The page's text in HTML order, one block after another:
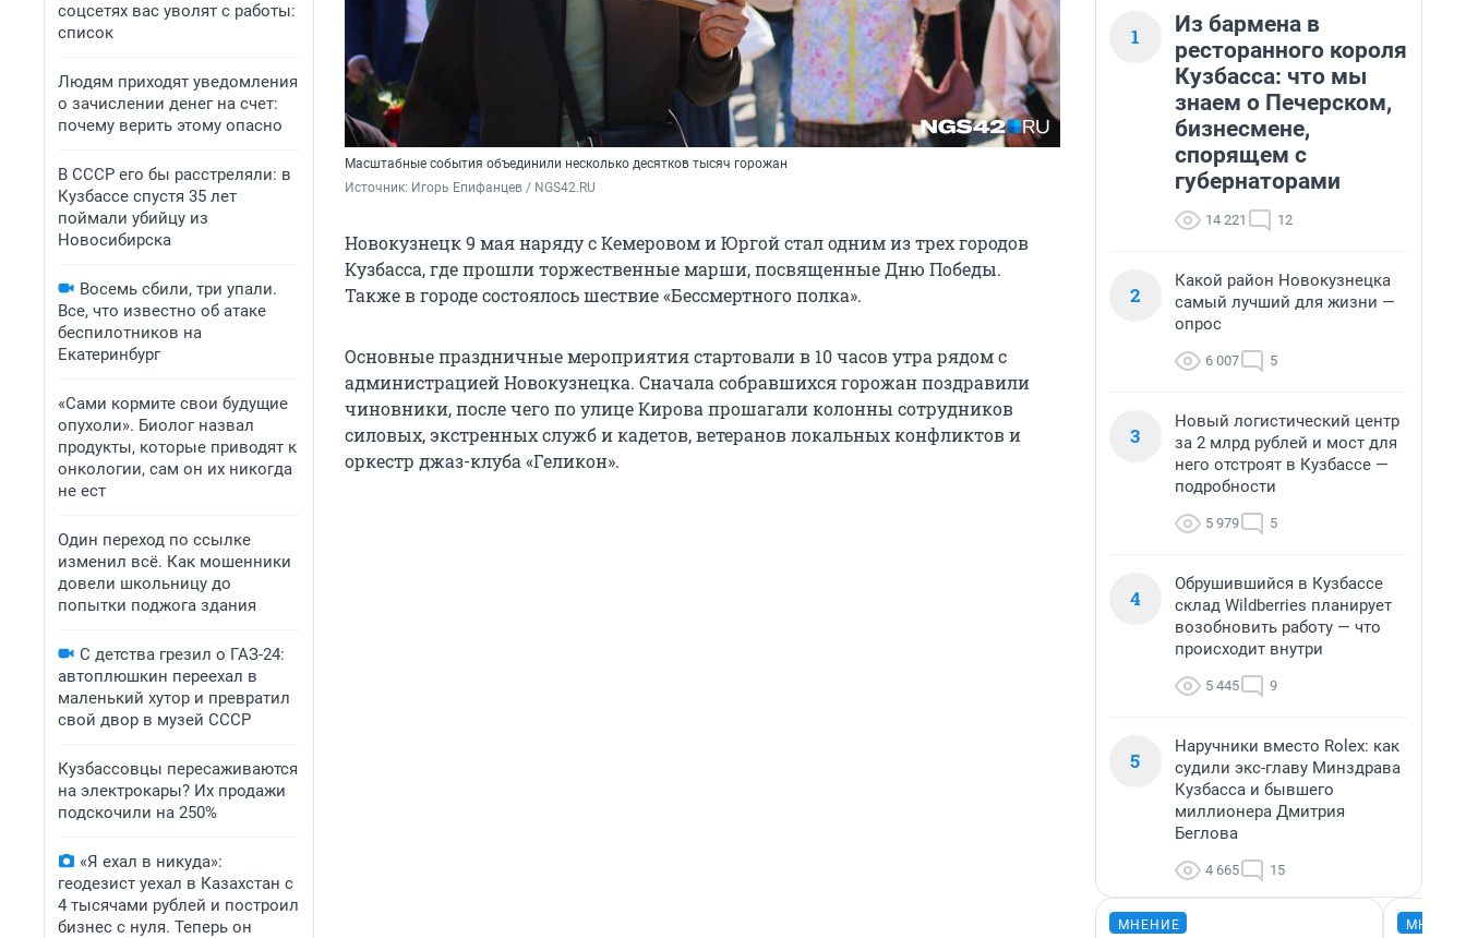
соцсетях вас уволят с работы:
список
Людям приходят уведомления
о зачислении денег на счет:
почему верить этому опасно
В СССР его бы расстреляли: в
Кузбассе спустя 35 лет
поймали убийцу из
Новосибирска
Восемь сбили, три упали.
Все, что известно об атаке
беспилотников на
Екатеринбург
«Сами кормите свои будущие
опухоли». Биолог назвал
продукты, которые приводят к
онкологии, сам он их никогда
не ест
Один переход по ссылке
изменил всё. Как мошенники
довели школьницу до
попытки поджога здания
С детства грезил о ГАЗ-24:
автоплюшкин переехал в
маленький хутор и превратил
свой двор в музей СССР
Кузбассовцы пересаживаются
на электрокары? Их продажи
подскочили на 250%
«Я ехал в никуда»:
геодезист уехал в Казахстан с
4 тысячами рублей и построил
бизнес с нуля. Теперь он
Масштабные события объединили несколько десятков тысяч горожан
Источник: Игорь Епифанцев / NGS42.RU
Новокузнецк 9 мая наряду с Кемеровом и Юргой стал одним из трех городов
Кузбасса, где прошли торжественные марши, посвященные Дню Победы.
Также в городе состоялось шествие «Бессмертного полка».
Основные праздничные мероприятия стартовали в 10 часов утра рядом с
администрацией Новокузнецка. Сначала собравшихся горожан поздравили
чиновники, после чего по улице Кирова прошагали колонны сотрудников
силовых, экстренных служб и кадетов, ветеранов локальных конфликтов и
оркестр джаз-клуба «Геликон».
1
Из бармена в
ресторанного короля
Кузбасса: что мы
знаем о Печерском,
бизнесмене,
спорящем с
губернаторами
14 221 12
2
Какой район Новокузнецка
самый лучший для жизни —
опрос
6 007 5
3
Новый логистический центр
за 2 млрд рублей и мост для
него отстроят в Кузбассе —
подробности
5 979 5
4
Обрушившийся в Кузбассе
склад Wildberries планирует
возобновить работу — что
происходит внутри
5 445 9
5
Наручники вместо Rolex: как
судили экс-главу Минздрава
Кузбасса и бывшего
миллионера Дмитрия
Беглова
4 665 15
МНЕНИЕ